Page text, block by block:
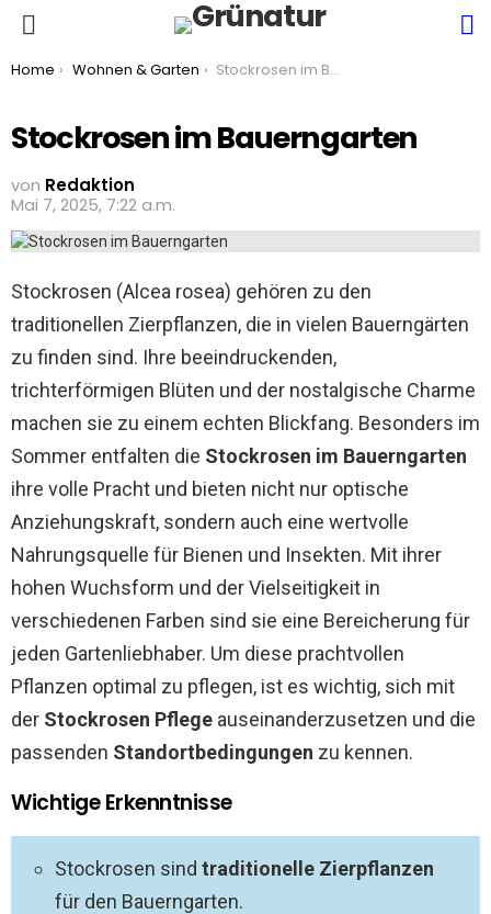
You are here:
Home Wohnen & Garten Stockrosen im Bauerngarten
Stockrosen im Bauerngarten
von Redaktion
Mai 7, 2025, 7:22 a.m.
Stockrosen (Alcea rosea) gehören zu den
traditionellen Zierpflanzen, die in vielen Bauerngärten
zu finden sind. Ihre beeindruckenden,
trichterförmigen Blüten und der nostalgische Charme
machen sie zu einem echten Blickfang. Besonders im
Sommer entfalten die Stockrosen im Bauerngarten
ihre volle Pracht und bieten nicht nur optische
Anziehungskraft, sondern auch eine wertvolle
Nahrungsquelle für Bienen und Insekten. Mit ihrer
hohen Wuchsform und der Vielseitigkeit in
verschiedenen Farben sind sie eine Bereicherung für
jeden Gartenliebhaber. Um diese prachtvollen
Pflanzen optimal zu pflegen, ist es wichtig, sich mit
der Stockrosen Pflege auseinanderzusetzen und die
passenden Standortbedingungen zu kennen.
Wichtige Erkenntnisse
Stockrosen sind traditionelle Zierpflanzen
für den Bauerngarten.